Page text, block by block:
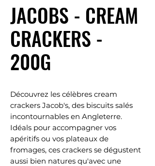
JACOBS - CREAM
CRACKERS -
200G
Découvrez les célèbres cream
crackers Jacob's, des biscuits salés
incontournables en Angleterre.
Idéals pour accompagner vos
apéritifs ou vos plateaux de
fromages, ces crackers se dégustent
aussi bien natures qu'avec une